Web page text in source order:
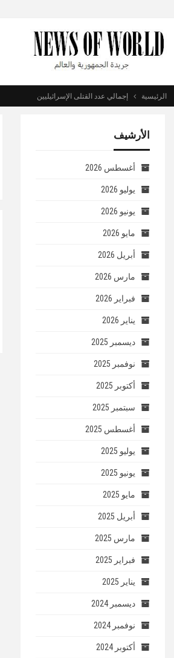
الرئيسية إجمالي عدد القتلى الإسرائيليين
الأرشيف
أغسطس 2026
يوليو 2026
يونيو 2026
مايو 2026
أبريل 2026
مارس 2026
فبراير 2026
يناير 2026
ديسمبر 2025
نوفمبر 2025
أكتوبر 2025
سبتمبر 2025
أغسطس 2025
يوليو 2025
يونيو 2025
مايو 2025
أبريل 2025
مارس 2025
فبراير 2025
يناير 2025
ديسمبر 2024
نوفمبر 2024
أكتوبر 2024